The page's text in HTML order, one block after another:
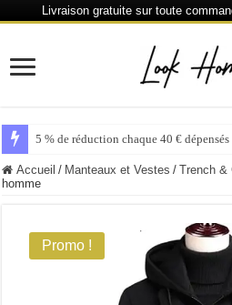
Livraison gratuite sur toute
5 % de réduction chaque 40 €
Accueil / Manteaux et Vestes / Trench &
homme
Promo !